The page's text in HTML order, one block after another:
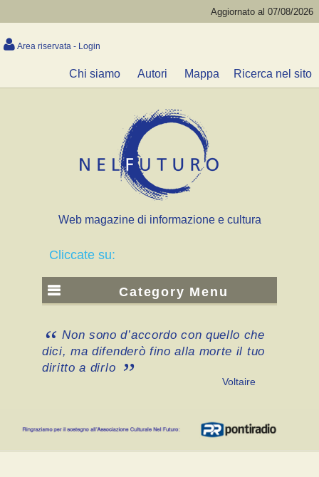
Aggiornato al 07/08/2026
Area riservata - Login
Chi siamo Autori Mappa Ricerca nel sito
Web magazine di informazione e cultura
Cliccate su:
Category Menu
Non sono d’accordo con quello che
dici, ma difenderò fino alla morte il tuo
diritto a dirlo
Voltaire